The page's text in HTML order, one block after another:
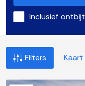
Inclusief ontbijt
Filters Kaart